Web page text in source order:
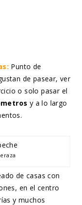
Punto de
de pasear, ver
o solo pasar el
y a lo largo
de casas con
en el centro
y muchos